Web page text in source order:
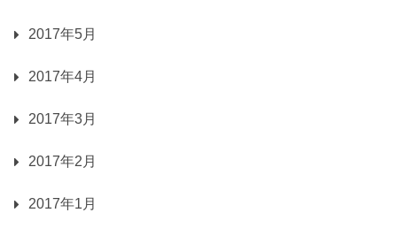
2017年5月
2017年4月
2017年3月
2017年2月
2017年1月